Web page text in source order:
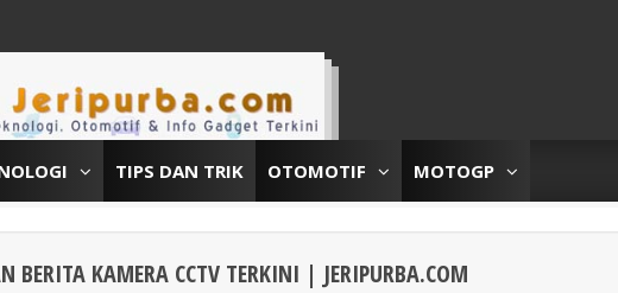
TIPS DAN TRIK OTOMOTIF MOTOGP
BERITA KAMERA CCTV TERKINI | JERIPURBA.COM